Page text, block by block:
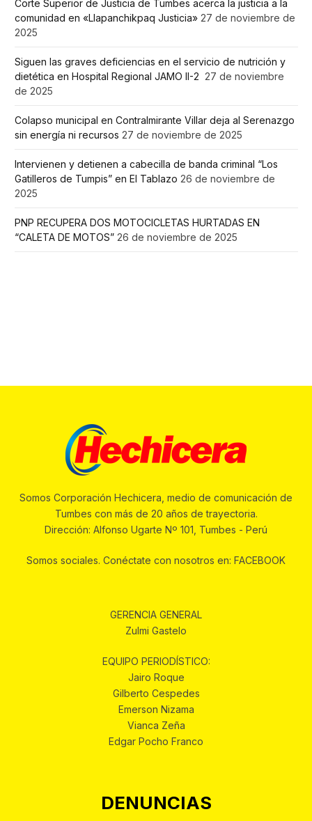
Corte Superior de Justicia de Tumbes acerca la justicia a la
comunidad en «Llapanchikpaq Justicia» 27 de noviembre de
2025
Siguen las graves deficiencias en el servicio de nutrición y
dietética en Hospital Regional JAMO II-2 27 de noviembre
de 2025
Colapso municipal en Contralmirante Villar deja al Serenazgo
sin energía ni recursos 27 de noviembre de 2025
Intervienen y detienen a cabecilla de banda criminal “Los
Gatilleros de Tumpis” en El Tablazo 26 de noviembre de
2025
PNP RECUPERA DOS MOTOCICLETAS HURTADAS EN
“CALETA DE MOTOS” 26 de noviembre de 2025
Somos Corporación Hechicera, medio de comunicación de
Tumbes con más de 20 años de trayectoria.
Dirección: Alfonso Ugarte Nº 101, Tumbes - Perú
Somos sociales. Conéctate con nosotros en: FACEBOOK
GERENCIA GENERAL
Zulmi Gastelo
EQUIPO PERIODÍSTICO:
Jairo Roque
Gilberto Cespedes
Emerson Nizama
Vianca Zeña
Edgar Pocho Franco
DENUNCIAS